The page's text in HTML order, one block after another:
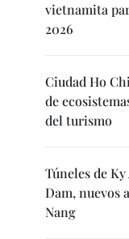
vietnamita
2026
Ciudad Ho
de
del turismo
Túneles de
Dam, nuevos
Nang